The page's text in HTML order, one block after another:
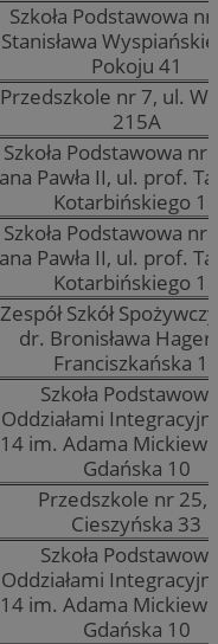
Szkoła Podstawowa
Stanisława
Pokoju 41
Przedszkole nr 7, ul.
215A
Szkoła Podstawowa nr
Pawła II, ul. prof.
Kotarbińskiego 18
Szkoła Podstawowa nr
Pawła II, ul. prof.
Kotarbińskiego 18
Zespół Szkół
dr. Bronisława
Franciszkańska
Szkoła
Oddziałami
14 im. Adama
Gdańska 10
Przedszkole nr 25,
Cieszyńska 33
Szkoła
Oddziałami
14 im. Adama
Gdańska 10